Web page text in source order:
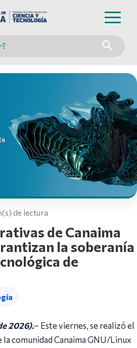
de lectura
de Canaima
la soberanía
de
2026).– Este viernes, se realizó el
comunidad Canaima GNU/Linux